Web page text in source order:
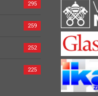
295
259
252
225